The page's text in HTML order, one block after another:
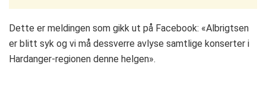
Dette er meldingen som gikk ut på Facebook: «Albrigtsen
er blitt syk og vi må dessverre avlyse samtlige konserter i
Hardanger-regionen denne helgen».